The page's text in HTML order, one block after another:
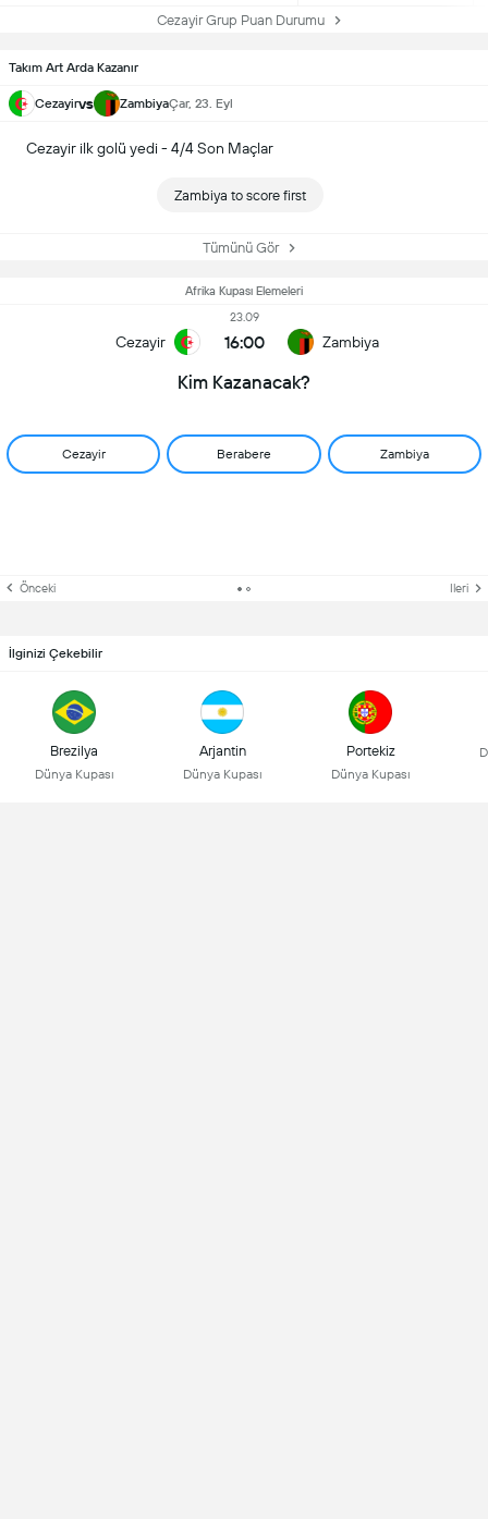
Cezayir Grup Puan Durumu
Takım Art Arda Kazanır
Cezayirvs ZambiyaÇar, 23. Eyl
Cezayir ilk golü yedi - 4/4 Son Maçlar
Zambiya to score first
Tümünü Gör
Afrika Kupası Elemeleri
Cezayir
23.09
16:00 Zambiya
Kim Kazanacak?
Cezayir Berabere Zambiya
Önceki Ileri
İlginizi Çekebilir
Brezilya
Dünya Kupası
Arjantin
Dünya Kupası
Portekiz
Dünya Kupası